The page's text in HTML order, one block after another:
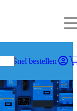
Snel bestellen